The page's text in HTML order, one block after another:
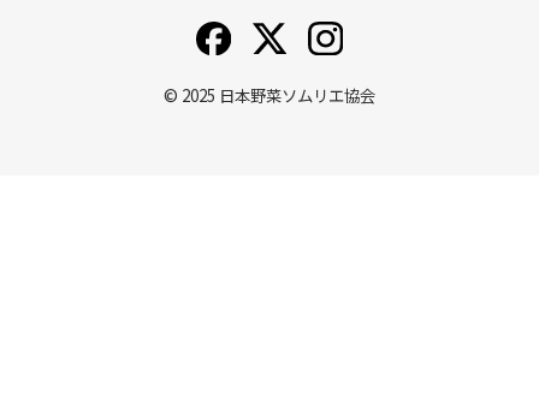
© 2025 日本野菜ソムリエ協会